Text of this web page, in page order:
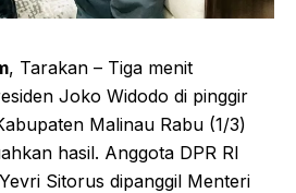
, Tarakan – Tiga menit
Joko Widodo di pinggir
Malinau Rabu (1/3)
hasil. Anggota DPR RI
Sitorus dipanggil Menteri